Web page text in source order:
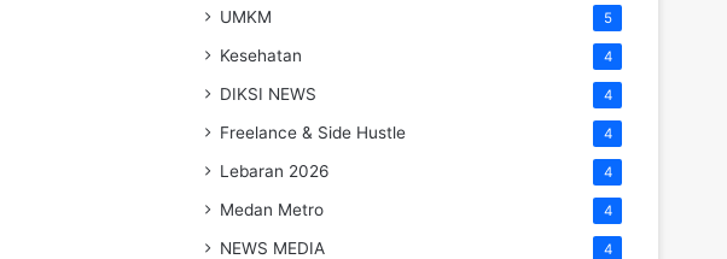
UMKM 5
Kesehatan 4
DIKSI NEWS 4
Freelance & Side Hustle 4
Lebaran 2026 4
Medan Metro 4
NEWS MEDIA 4